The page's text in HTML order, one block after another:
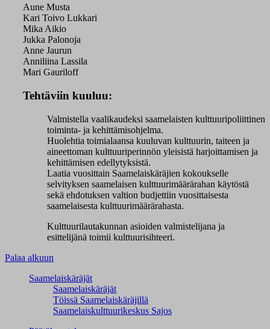
Aune Musta
Kari Toivo Lukkari
Mika Aikio
Jukka Palonoja
Anne Jaurun
Anniliina Lassila
Mari Gauriloff
Tehtäviin kuuluu:
Valmistella vaalikaudeksi saamelaisten kulttuuripoliittinen
toiminta- ja kehittämisohjelma.
Huolehtia toimialaansa kuuluvan kulttuurin, taiteen ja
aineettoman kulttuuriperinnön yleisistä harjoittamisen ja
kehittämisen edellytyksistä.
Laatia vuosittain Saamelaiskäräjien kokoukselle
selvityksen saamelaisen kulttuurimäärärahan käytöstä
sekä ehdotuksen valtion budjettiin vuosittaisesta
saamelaisesta kulttuurimäärärahasta.
Kulttuurilautakunnan asioiden valmistelijana ja
esittelijänä toimii kulttuurisihteeri.
Palaa alkuun
Saamelaiskäräjät
Saamelaiskäräjät
Töissä Saamelaiskäräjillä
Saamelaiskulttuuri­keskus Sajos